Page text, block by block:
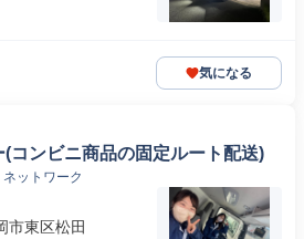
気になる
コンビニ商品の固定ルート配送)
ットワーク
市東区松田